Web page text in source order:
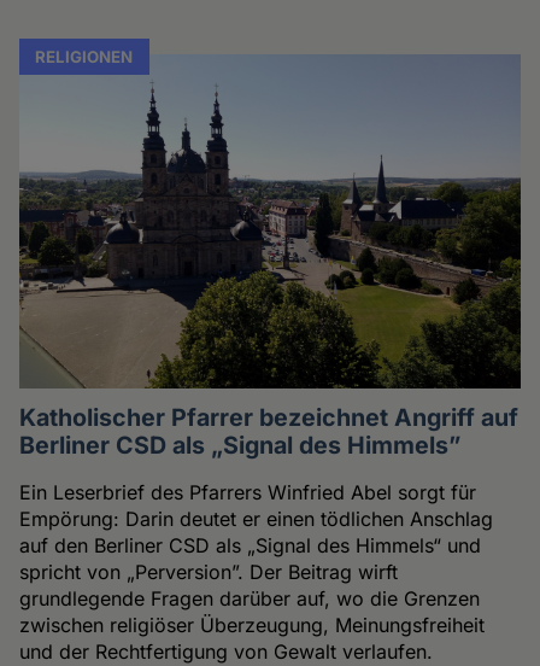
RELIGIONEN
Katholischer Pfarrer bezeichnet Angriff auf
Berliner CSD als „Signal des Himmels”
Ein Leserbrief des Pfarrers Winfried Abel sorgt für
Empörung: Darin deutet er einen tödlichen Anschlag
auf den Berliner CSD als „Signal des Himmels“ und
spricht von „Perversion”. Der Beitrag wirft
grundlegende Fragen darüber auf, wo die Grenzen
zwischen religiöser Überzeugung, Meinungsfreiheit
und der Rechtfertigung von Gewalt verlaufen.